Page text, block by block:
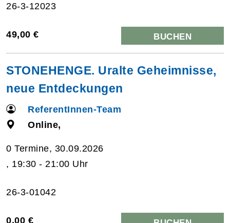
26-3-12023
49,00 € BUCHEN
STONEHENGE. Uralte Geheimnisse,
neue Entdeckungen
ReferentInnen-Team
Online,
0 Termine, 30.09.2026
, 19:30 - 21:00 Uhr
26-3-01042
0,00 €